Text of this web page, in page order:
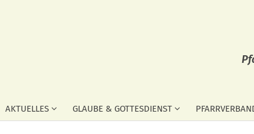
AKTUELLES GLAUBE & GOTTESDIENST